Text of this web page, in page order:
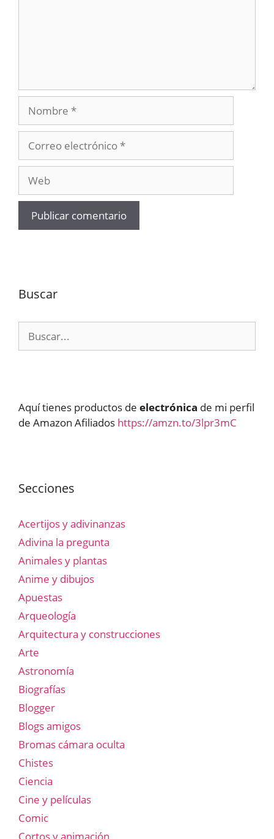
Nombre
electrónico
Buscar
Aquí tienes productos de electrónica de mi perfil
de Amazon Afiliados https://amzn.to/3lpr3mC
Secciones
Acertijos y adivinanzas
Adivina la pregunta
Animales y plantas
Anime y dibujos
Apuestas
Arqueología
Arquitectura y construcciones
Arte
Astronomía
Biografías
Blogger
Blogs amigos
Bromas cámara oculta
Chistes
Ciencia
Cine y películas
Comic
Cortos y animación